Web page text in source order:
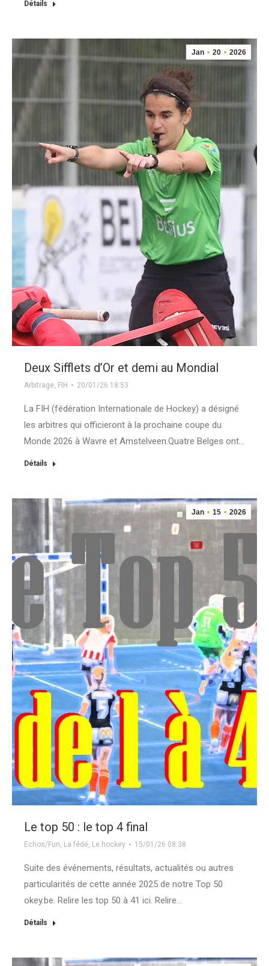
Détails
Jan 20 2026
Deux Sifflets d’Or et demi au Mondial
Arbitrage FIH 20/01/26 18:53
La FIH (fédération Internationale de Hockey) a désigné
les arbitres qui officieront à la prochaine coupe du
Monde 2026 à Wavre et Amstelveen.Quatre Belges ont…
Détails
Jan 15 2026
Le top 50 : le top 4 final
Echos/Fun La fédé Le hockey 15/01/26 08:38
Suite des événements, résultats, actualités ou autres
particularités de cette année 2025 de notre Top 50
okey.be. Relire les top 50 à 41 ici. Relire…
Détails